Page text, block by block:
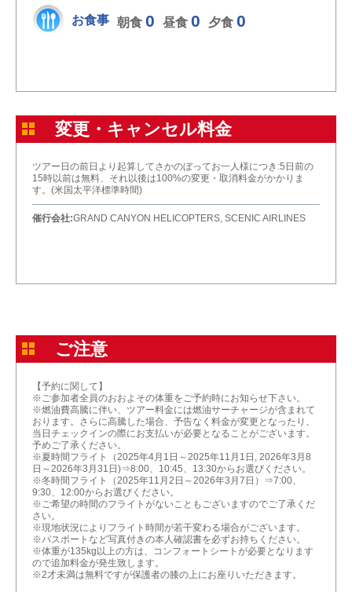
お食事 朝食 0 昼食 0 夕食 0
変更・キャンセル料金
ツアー日の前日より起算してさかのぼってお一人様につき:5日前の
15時以前は無料、それ以後は100%の変更・取消料金がかかりま
す。(米国太平洋標準時間)
催行会社:GRAND CANYON HELICOPTERS, SCENIC AIRLINES
ご注意
【予約に関して】
※ご参加者全員のおおよその体重をご予約時にお知らせ下さい。
※燃油費高騰に伴い、ツアー料金には燃油サーチャージが含まれて
おります。さらに高騰した場合、予告なく料金が変更となったり、
当日チェックインの際にお支払いが必要となることがございます。
予めご了承ください。
※夏時間フライト（2025年4月1日～2025年11月1日, 2026年3月8
日～2026年3月31日)⇒8:00、10:45、13:30からお選びください。
※冬時間フライト（2025年11月2日～2026年3月7日）⇒7:00、
9:30、12:00からお選びください。
※ご希望の時間のフライトがないこともございますのでご了承くだ
さい。
※現地状況によりフライト時間が若干変わる場合がございます。
※パスポートなど写真付きの本人確認書を必ずお持ちください。
※体重が135kg以上の方は、コンフォートシートが必要となります
ので追加料金が発生致します。
※2才未満は無料ですが保護者の膝の上にお座りいただきます。